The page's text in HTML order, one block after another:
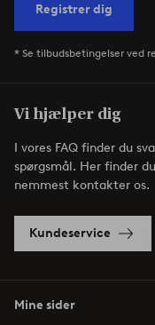
Registrer dig
* Se tilbudsbetingelser ved
Vi hjælper dig
I vores FAQ finder du
spørgsmål. Her finder
nemmest kontakter os.
Kundeservice
Mine sider